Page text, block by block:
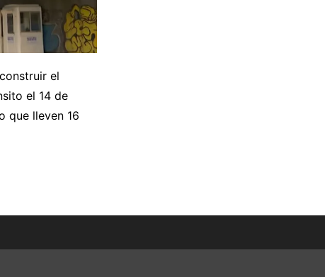
el
el 14 de
que lleven 16